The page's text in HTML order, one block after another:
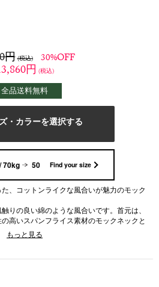
円(税込) 30%OFF
円 (税込)
全品送料無料
・カラーを選択する
70kg 50 Find your size
、コットンライクな風合いが魅力のモック
りの良い綿のような風合いです。首元は、
高いスパンフライス素材のモックネックと
心地よく着ていただけます。
もっと見る